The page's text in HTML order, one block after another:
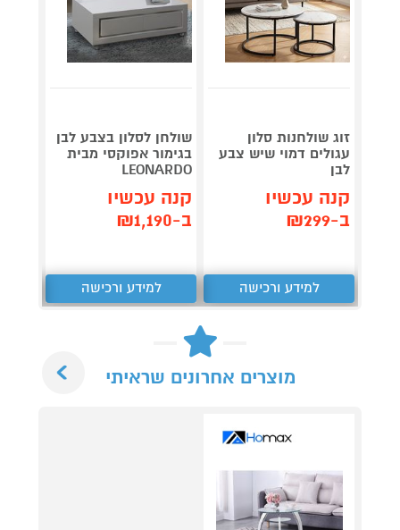
זוג שולחנות סלון
עגולים דמוי שיש צבע
לבן
קנה עכשיו
ב-₪299
למידע ורכישה
שולחן לסלון בצבע לבן
בגימור אפוקסי מבית
LEONARDO
קנה עכשיו
ב-₪1,190
למידע ורכישה
מוצרים אחרונים שראיתי